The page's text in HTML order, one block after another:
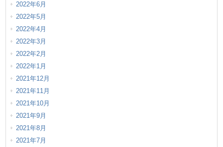
2022年6月
2022年5月
2022年4月
2022年3月
2022年2月
2022年1月
2021年12月
2021年11月
2021年10月
2021年9月
2021年8月
2021年7月